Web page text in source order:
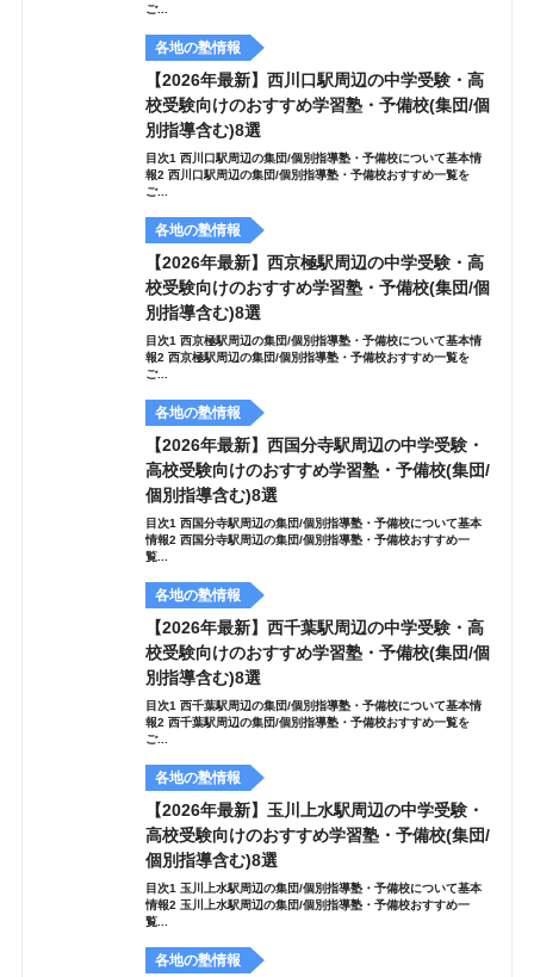
ご...
各地の塾情報
【2026年最新】西川口駅周辺の中学受験・高
校受験向けのおすすめ学習塾・予備校(集団/個
別指導含む)8選
目次1 西川口駅周辺の集団/個別指導塾・予備校について基本情
報2 西川口駅周辺の集団/個別指導塾・予備校おすすめ一覧を
ご...
各地の塾情報
【2026年最新】西京極駅周辺の中学受験・高
校受験向けのおすすめ学習塾・予備校(集団/個
別指導含む)8選
目次1 西京極駅周辺の集団/個別指導塾・予備校について基本情
報2 西京極駅周辺の集団/個別指導塾・予備校おすすめ一覧を
ご...
各地の塾情報
【2026年最新】西国分寺駅周辺の中学受験・
高校受験向けのおすすめ学習塾・予備校(集団/
個別指導含む)8選
目次1 西国分寺駅周辺の集団/個別指導塾・予備校について基本
情報2 西国分寺駅周辺の集団/個別指導塾・予備校おすすめ一
覧...
各地の塾情報
【2026年最新】西千葉駅周辺の中学受験・高
校受験向けのおすすめ学習塾・予備校(集団/個
別指導含む)8選
目次1 西千葉駅周辺の集団/個別指導塾・予備校について基本情
報2 西千葉駅周辺の集団/個別指導塾・予備校おすすめ一覧を
ご...
各地の塾情報
【2026年最新】玉川上水駅周辺の中学受験・
高校受験向けのおすすめ学習塾・予備校(集団/
個別指導含む)8選
目次1 玉川上水駅周辺の集団/個別指導塾・予備校について基本
情報2 玉川上水駅周辺の集団/個別指導塾・予備校おすすめ一
覧...
各地の塾情報